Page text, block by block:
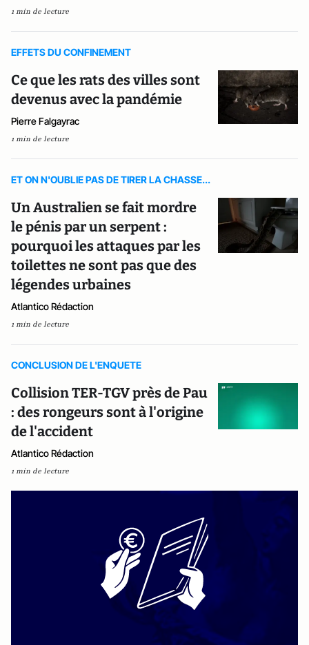
1 min de lecture
EFFETS DU CONFINEMENT
Ce que les rats des villes sont
devenus avec la pandémie
Pierre Falgayrac
1 min de lecture
ET ON N'OUBLIE PAS DE TIRER LA CHASSE...
Un Australien se fait mordre
le pénis par un serpent :
pourquoi les attaques par les
toilettes ne sont pas que des
légendes urbaines
Atlantico Rédaction
1 min de lecture
CONCLUSION DE L'ENQUETE
Collision TER-TGV près de Pau
: des rongeurs sont à l'origine
de l'accident
Atlantico Rédaction
1 min de lecture